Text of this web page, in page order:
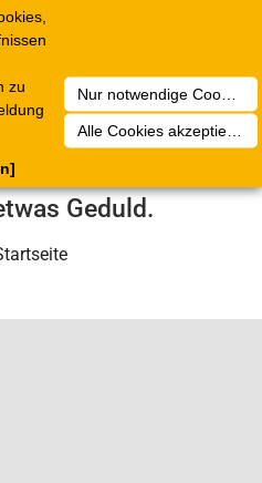
zu
Nur notwendige Cookies akzeptieren
Alle Cookies akzeptieren
Fehler
Service-Team wird
kümmern. Wir
Geduld.